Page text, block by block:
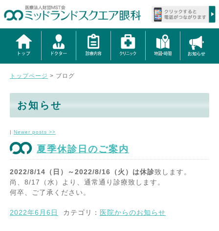
トップページ > ブログ
お知らせ
| Newer posts >>
夏季休診日のご案内
2022/8/14（日）～2022/8/16（火）は休診致します。
尚、8/17（水）より、通常通り診療致します。
何卒、ご了承ください。
2022年6月6日 カテゴリ： 医院からのお知らせ